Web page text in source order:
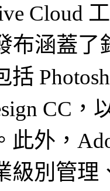
Cloud
布涵蓋
CC
此外，
級別管